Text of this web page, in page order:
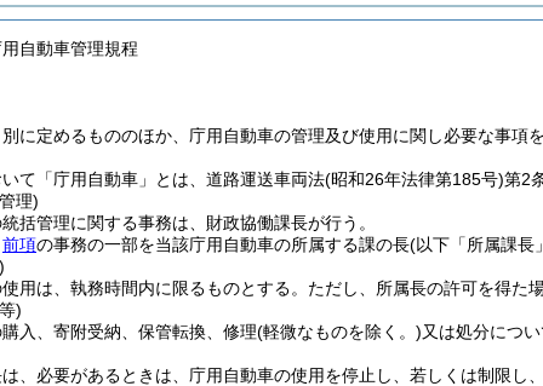
自動車管理規程
に定めるもののほか、庁用自動車の管理及び使用に関し必要な事項
て「庁用自動車」とは、道路運送車両法(昭和26年法律第185号)第2
理)
括管理に関する事務は、財政協働課長が行う。
前項の事務の一部を当該庁用自動車の所属する課の長(以下「所属課長
用は、執務時間内に限るものとする。 ただし、所属長の許可を得た
)
入、寄附受納、保管転換、修理(軽微なものを除く。)又は処分につ
、必要があるときは、庁用自動車の使用を停止し、若しくは制限